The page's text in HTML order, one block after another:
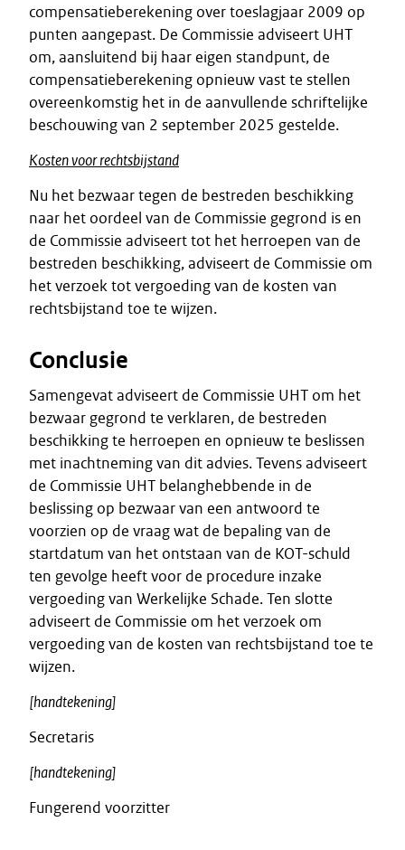
compensatieberekening over toeslagjaar 2009 op
punten aangepast. De Commissie adviseert UHT
om, aansluitend bij haar eigen standpunt, de
compensatieberekening opnieuw vast te stellen
overeenkomstig het in de aanvullende schriftelijke
beschouwing van 2 september 2025 gestelde.
Kosten voor rechtsbijstand
Nu het bezwaar tegen de bestreden beschikking
naar het oordeel van de Commissie gegrond is en
de Commissie adviseert tot het herroepen van de
bestreden beschikking, adviseert de Commissie om
het verzoek tot vergoeding van de kosten van
rechtsbijstand toe te wijzen.
Conclusie
Samengevat adviseert de Commissie UHT om het
bezwaar gegrond te verklaren, de bestreden
beschikking te herroepen en opnieuw te beslissen
met inachtneming van dit advies. Tevens adviseert
de Commissie UHT belanghebbende in de
beslissing op bezwaar van een antwoord te
voorzien op de vraag wat de bepaling van de
startdatum van het ontstaan van de KOT-schuld
ten gevolge heeft voor de procedure inzake
vergoeding van Werkelijke Schade. Ten slotte
adviseert de Commissie om het verzoek om
vergoeding van de kosten van rechtsbijstand toe te
wijzen.
[handtekening]
Secretaris
[handtekening]
Fungerend voorzitter